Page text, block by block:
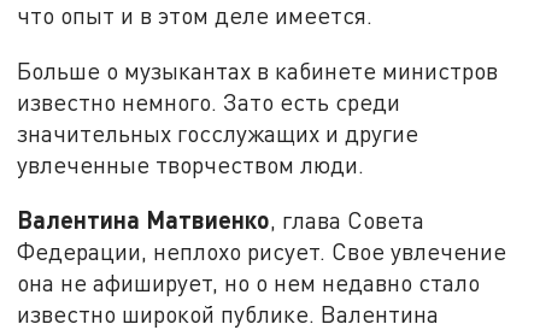
что опыт и в этом деле имеется.
Больше о музыкантах в кабинете министров
известно немного. Зато есть среди
значительных госслужащих и другие
увлеченные творчеством люди.
Валентина Матвиенко, глава Совета
Федерации, неплохо рисует. Свое увлечение
она не афиширует, но о нем недавно стало
известно широкой публике. Валентина